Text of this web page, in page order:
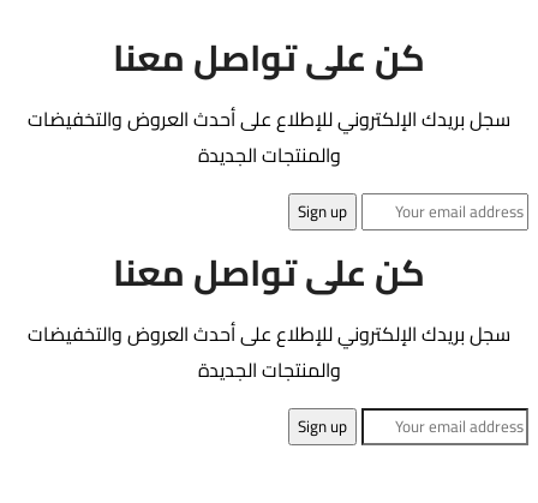
كن على تواصل معنا
سجل بريدك الإلكتروني للإطلاع على أحدث العروض والتخفيضات
والمنتجات الجديدة
كن على تواصل معنا
سجل بريدك الإلكتروني للإطلاع على أحدث العروض والتخفيضات
والمنتجات الجديدة